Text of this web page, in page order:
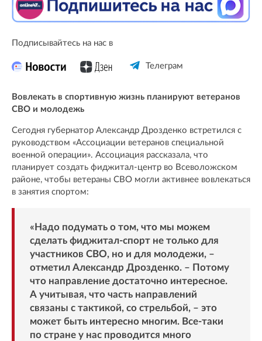
Подписывайтесь на нас в
Телеграм
Вовлекать в спортивную жизнь планируют ветеранов
СВО и молодежь
Сегодня губернатор Александр Дрозденко встретился с
руководством «Ассоциации ветеранов специальной
военной операции». Ассоциация рассказала, что
планирует создать фиджитал-центр во Всеволожском
районе, чтобы ветераны СВО могли активнее вовлекаться
в занятия спортом:
«Надо подумать о том, что мы можем
сделать фиджитал-спорт не только для
участников СВО, но и для молодежи, –
отметил Александр Дрозденко. – Потому
что направление достаточно интересное.
А учитывая, что часть направлений
связаны с тактикой, со стрельбой, – это
может быть интересно многим. Все-таки
по стране у нас проводится много